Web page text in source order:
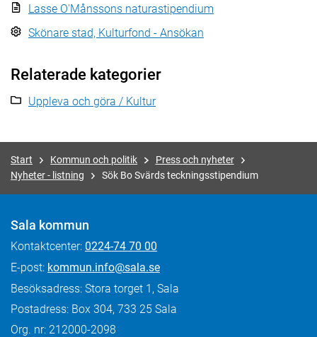
Lasse O'Månssons naturastipendium
Skönare stad, Kulturfond - Ansökan
Relaterade kategorier
Uppleva och göra / Kultur
Start Kommun och politik
Press och nyheter
Nyheter - listning
Sök Bo Svärds teckningsstipendium
Sala kommun
Kontaktcenter: 0224-74 70 00
E-post: kommun.info@sala.se
Besöksadress: Stora torget 1, Sala
Postadress: Box 304, 733 25 Sala
Org. nr: 212000-2098